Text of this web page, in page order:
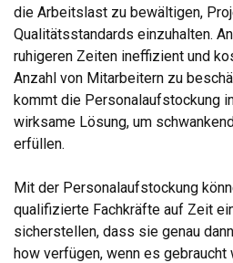
die Arbeitslast zu bewältigen,
Qualitätsstandards einzuhalten.
ruhigeren Zeiten ineffizient und
Anzahl von Mitarbeitern zu
kommt die Personalaufstockung
wirksame Lösung, um
erfüllen.
Mit der Personalaufstockung
qualifizierte Fachkräfte auf Zeit
sicherstellen, dass sie genau
how verfügen, wenn es gebraucht